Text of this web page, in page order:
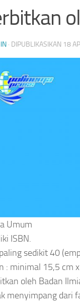
· DIPUBLIKASIKAN 18
Umum
ISBN.
sedikit 40
: minimal 15,5 cm
oleh Badan
menyimpang dari